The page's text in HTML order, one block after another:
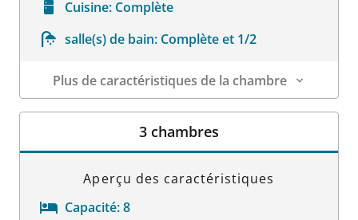
Cuisine: Complète
salle(s) de bain: Complète et 1/2
Plus de caractéristiques de la chambre
Détails sur la chambre
3 chambres
Aperçu des caractéristiques
Capacité:8